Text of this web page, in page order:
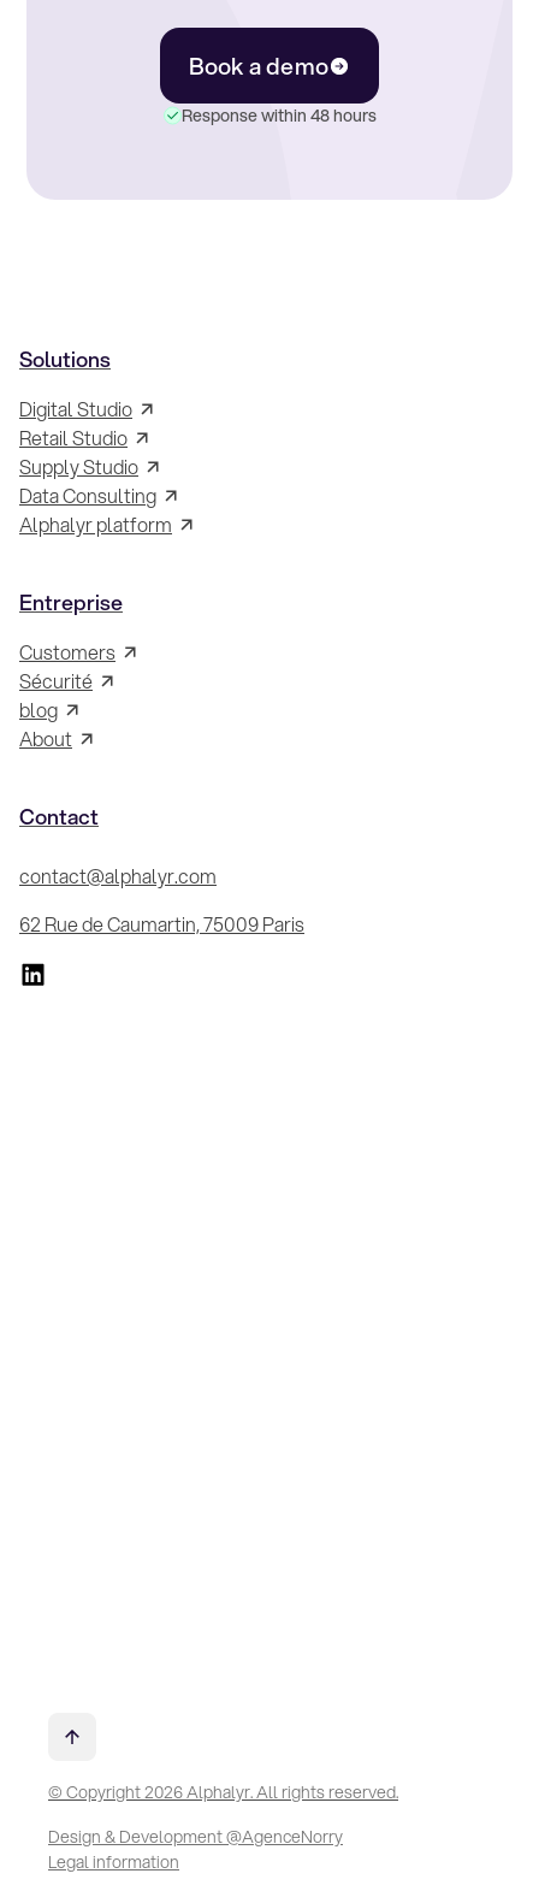
Book a demo
Response within 48 hours
Solutions
Digital Studio
Retail Studio
Supply Studio
Data Consulting
Alphalyr platform
Entreprise
Customers
Sécurité
blog
About
Contact
contact@alphalyr.com
62 Rue de Caumartin, 75009 Paris
© Copyright 2026 Alphalyr. All rights reserved.
Design & Development @AgenceNorry
Legal information